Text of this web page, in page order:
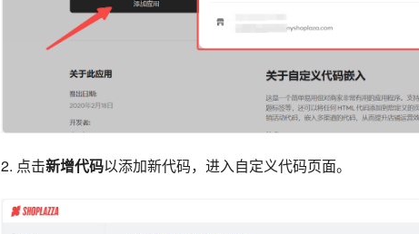
2. 点击新增代码以添加新代码，进入自定义代码页面。